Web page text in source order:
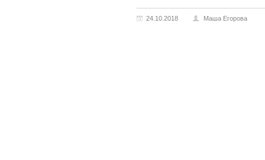
24.10.2018 Маша Егорова